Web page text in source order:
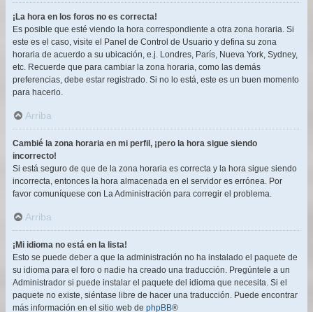
¡La hora en los foros no es correcta!
Es posible que esté viendo la hora correspondiente a otra zona horaria. Si
este es el caso, visite el Panel de Control de Usuario y defina su zona
horaria de acuerdo a su ubicación, e.j. Londres, París, Nueva York, Sydney,
etc. Recuerde que para cambiar la zona horaria, como las demás
preferencias, debe estar registrado. Si no lo está, este es un buen momento
para hacerlo.
Arriba
Cambié la zona horaria en mi perfil, ¡pero la hora sigue siendo
incorrecto!
Si está seguro de que de la zona horaria es correcta y la hora sigue siendo
incorrecta, entonces la hora almacenada en el servidor es errónea. Por
favor comuníquese con La Administración para corregir el problema.
Arriba
¡Mi idioma no está en la lista!
Esto se puede deber a que la administración no ha instalado el paquete de
su idioma para el foro o nadie ha creado una traducción. Pregúntele a un
Administrador si puede instalar el paquete del idioma que necesita. Si el
paquete no existe, siéntase libre de hacer una traducción. Puede encontrar
más información en el sitio web de phpBB®